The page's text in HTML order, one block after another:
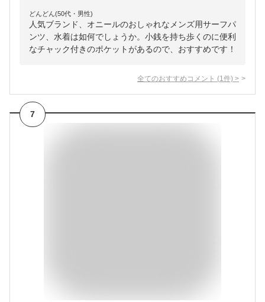
どんどん(50代・男性)
人気ブランド、オニールのおしゃれなメンズ用サーフパ
ンツ、水着は如何でしょうか。小銭を持ち歩くのに便利
なチャック付きのポケットがあるので、おすすめです！
全てのおすすめコメント (1 件) >
7